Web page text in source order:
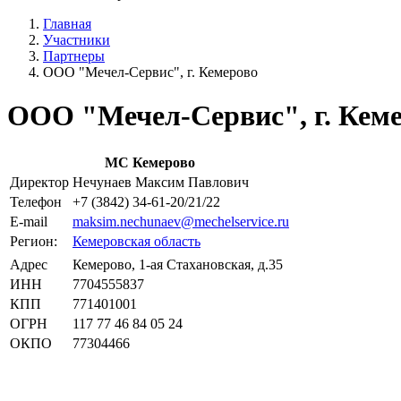
Главная
Участники
Партнеры
ООО "Мечел-Сервис", г. Кемерово
ООО "Мечел-Сервис", г.
МС Кемерово
Директор Нечунаев Максим Павлович
Телефон
+7 (3842) 34-61-20/21/22
E-mail
maksim.nechunaev@mechelservice.ru
Регион:
Кемеровская область
Адрес
Кемерово, 1-ая Стахановская, д.35
ИНН
7704555837
КПП
771401001
ОГРН
117 77 46 84 05 24
ОКПО
77304466